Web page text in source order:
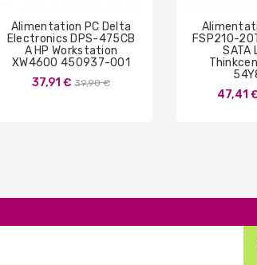
Alimentation PC Delta
Electronics DPS-475CB
A HP Workstation
XW4600 450937-001
37,91 € Prix
39,90 €
FSP210-
SATA
47,41